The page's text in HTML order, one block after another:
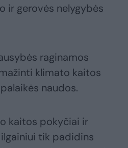
ir gerovės nelygybės
raginamos
klimato kaitos
naudos.
kaitos pokyčiai ir
tik padidins